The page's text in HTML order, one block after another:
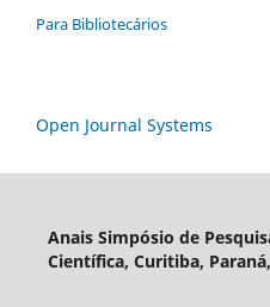
Para Bibliotecários
Open Journal Systems
Anais Simpósio de
Científica, Curitiba,